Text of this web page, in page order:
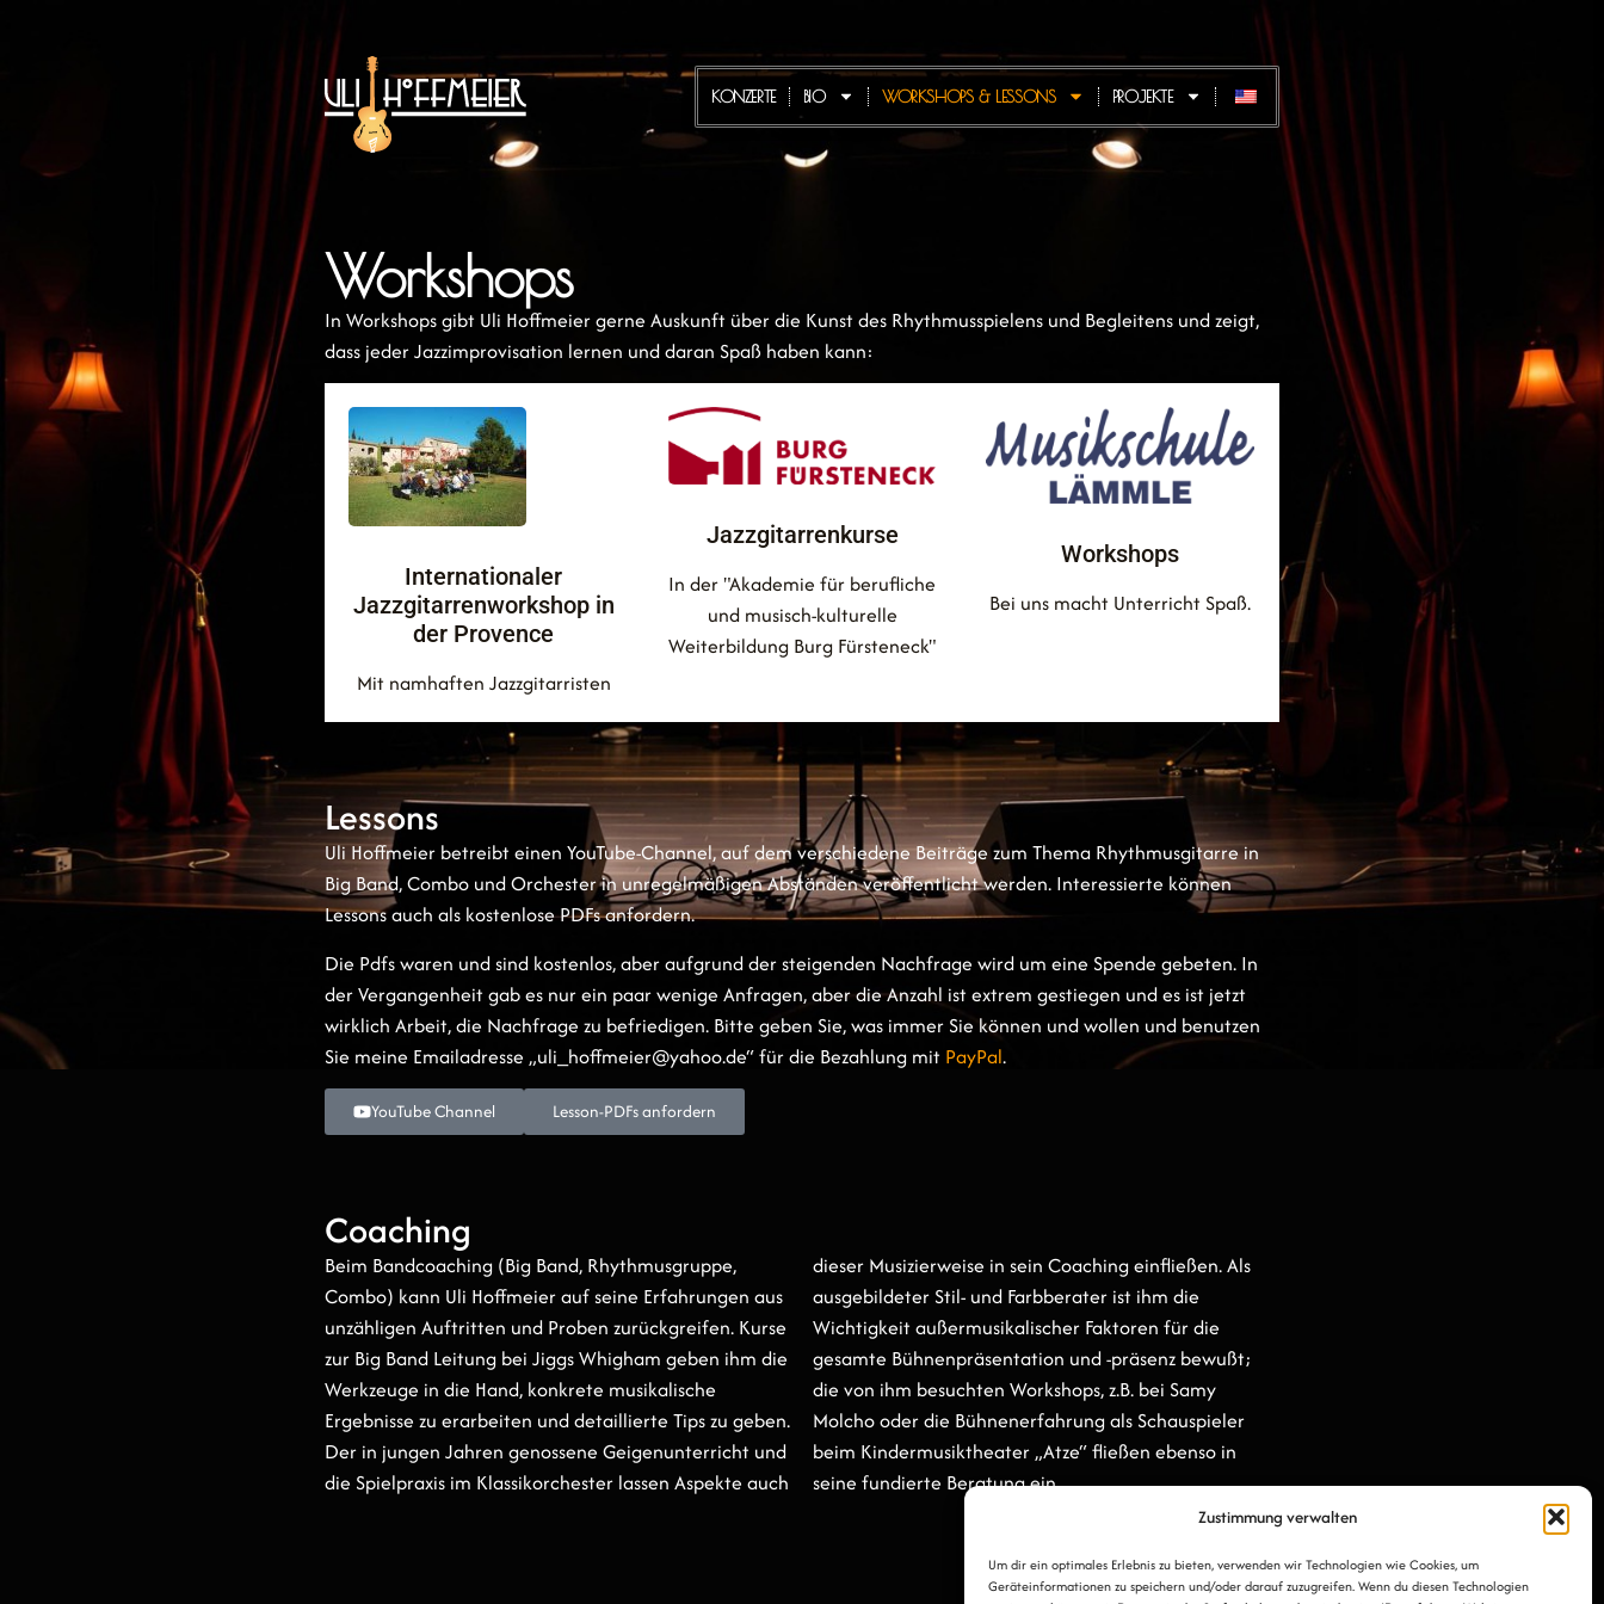
Zustimmung verwalten
Um dir ein optimales Erlebnis zu bieten, verwenden wir Technologien wie Cookies, um
Geräteinformationen zu speichern und/oder darauf zuzugreifen. Wenn du diesen Technologien
KONZERTE BIO WORKSHOPS & LESSONS PROJEKTE
Workshops
In Workshops gibt Uli Hoffmeier gerne Auskunft über die Kunst des Rhythmusspielens und Begleitens und zeigt,
dass jeder Jazzimprovisation lernen und daran Spaß haben kann:
Internationaler
Jazzgitarrenworkshop in
der Provence
Mit namhaften Jazzgitarristen
Jazzgitarrenkurse
In der "Akademie für berufliche
und musisch-kulturelle
Weiterbildung Burg Fürsteneck"
Workshops
Bei uns macht Unterricht Spaß.
Lessons
Uli Hoffmeier betreibt einen YouTube-Channel, auf dem verschiedene Beiträge zum Thema Rhythmusgitarre in
Big Band, Combo und Orchester in unregelmäßigen Abständen veröffentlicht werden. Interessierte können
Lessons auch als kostenlose PDFs anfordern.
Die Pdfs waren und sind kostenlos, aber aufgrund der steigenden Nachfrage wird um eine Spende gebeten. In
der Vergangenheit gab es nur ein paar wenige Anfragen, aber die Anzahl ist extrem gestiegen und es ist jetzt
wirklich Arbeit, die Nachfrage zu befriedigen. Bitte geben Sie, was immer Sie können und wollen und benutzen
Sie meine Emailadresse „uli_hoffmeier@yahoo.de“ für die Bezahlung mit PayPal.
YouTube Channel Lesson-PDFs anfordern
Coaching
Beim Bandcoaching (Big Band, Rhythmusgruppe,
Combo) kann Uli Hoffmeier auf seine Erfahrungen aus
unzähligen Auftritten und Proben zurückgreifen. Kurse
zur Big Band Leitung bei Jiggs Whigham geben ihm die
Werkzeuge in die Hand, konkrete musikalische
Ergebnisse zu erarbeiten und detaillierte Tips zu geben.
Der in jungen Jahren genossene Geigenunterricht und
die Spielpraxis im Klassikorchester lassen Aspekte auch
dieser Musizierweise in sein Coaching einfließen. Als
ausgebildeter Stil- und Farbberater ist ihm die
Wichtigkeit außermusikalischer Faktoren für die
gesamte Bühnenpräsentation und -präsenz bewußt;
die von ihm besuchten Workshops, z.B. bei Samy
Molcho oder die Bühnenerfahrung als Schauspieler
beim Kindermusiktheater „Atze“ fließen ebenso in
seine fundierte Beratung ein.